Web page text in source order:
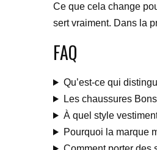
Ce que cela change
sert vraiment. Dans la
FAQ
Qu’est-ce qui
Les chaussures
À quel style
Pourquoi la marque